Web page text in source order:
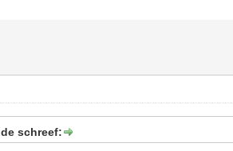
schreef: